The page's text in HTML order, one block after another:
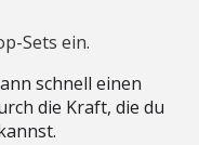
Sets ein.
schnell einen
die Kraft, die du